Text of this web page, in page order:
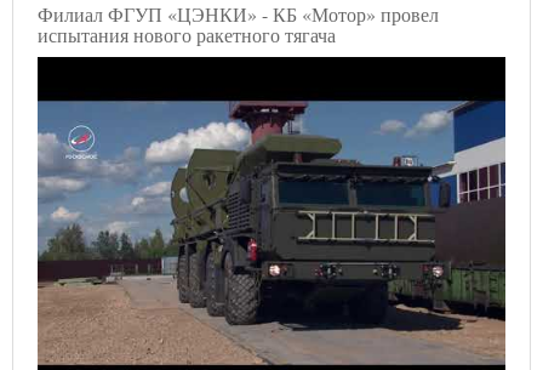
Филиал ФГУП «ЦЭНКИ» - КБ «Мотор» провел
испытания нового ракетного тягача